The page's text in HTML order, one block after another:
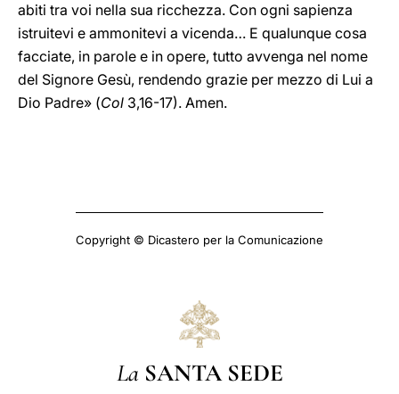
abiti tra voi nella sua ricchezza. Con ogni sapienza
istruitevi e ammonitevi a vicenda… E qualunque cosa
facciate, in parole e in opere, tutto avvenga nel nome
del Signore Gesù, rendendo grazie per mezzo di Lui a
Dio Padre» (Col 3,16-17). Amen.
Copyright © Dicastero per la Comunicazione
La SANTA SEDE